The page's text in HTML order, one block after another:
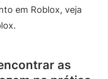
em Roblox, veja
as